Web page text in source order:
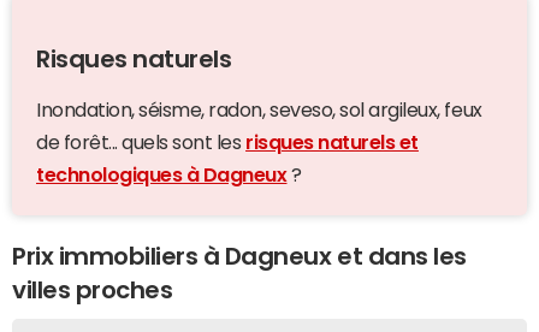
Risques naturels
Inondation, séisme, radon, seveso, sol argileux, feux
de forêt... quels sont les risques naturels et
technologiques à Dagneux?
Prix immobiliers à Dagneux et dans les
villes proches